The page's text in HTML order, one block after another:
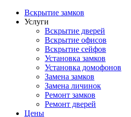
Вскрытие замков
Услуги
Вскрытие дверей
Вскрытие офисов
Вскрытие сейфов
Установка замков
Установка домофонов
Замена замков
Замена личинок
Ремонт замков
Ремонт дверей
Цены